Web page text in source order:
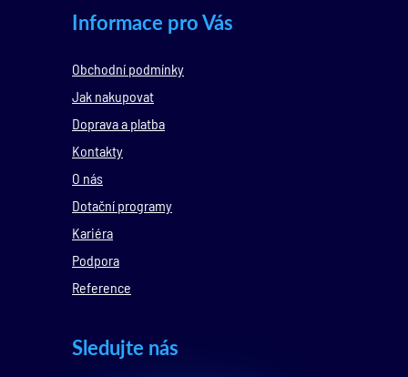
Informace pro Vás
Obchodní podmínky
Jak nakupovat
Doprava a platba
Kontakty
O nás
Dotační programy
Kariéra
Podpora
Reference
Sledujte nás